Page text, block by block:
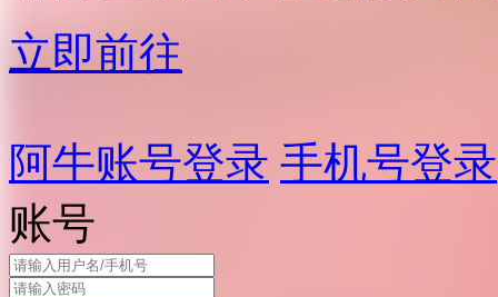
立即前往
阿牛账号登录 手机号登录
账号